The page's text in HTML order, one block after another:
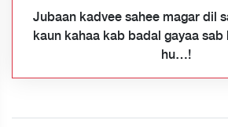
Jubaan kadvee sahee magar dil
kaun kahaa kab badal gayaa
hu…!